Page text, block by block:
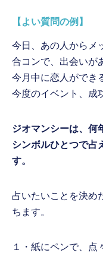
【よい質問の例】
今日、あの人からメ
合コンで、出会いが
今月中に恋人ができ
今度のイベント、成
ジオマンシーは、何
シンボルひとつで占
す。
占いたいことを決め
ちます。
１・紙にペンで、点